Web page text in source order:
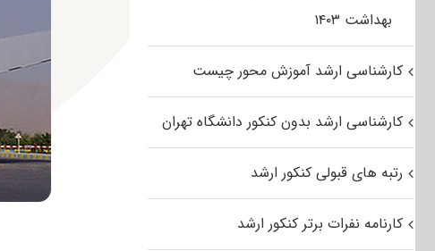
بهداشت ۱۴۰۳
کارشناسی ارشد آموزش محور چیست
کارشناسی ارشد بدون کنکور دانشگاه تهران
رتبه های قبولی کنکور ارشد
کارنامه نفرات برتر کنکور ارشد